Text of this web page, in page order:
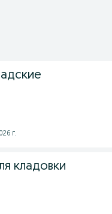
г.
кладовки